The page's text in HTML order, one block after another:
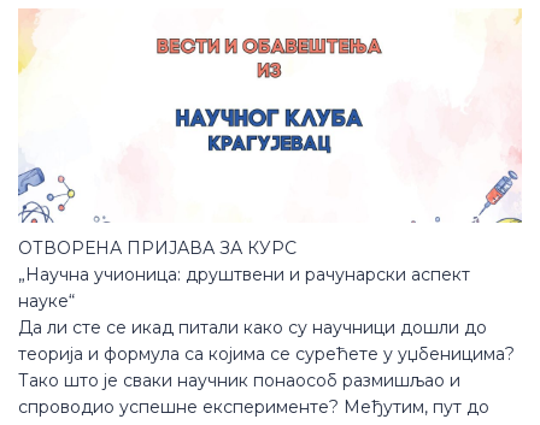
ОТВОРЕНА ПРИЈАВА ЗА КУРС
„Научна учионица: друштвени и рачунарски аспект
науке“
Да ли сте се икад питали како су научници дошли до
теорија и формула са којима се сурећете у уџбеницима?
Тако што је сваки научник понаособ размишљао и
спроводио успешне експерименте? Међутим, пут до